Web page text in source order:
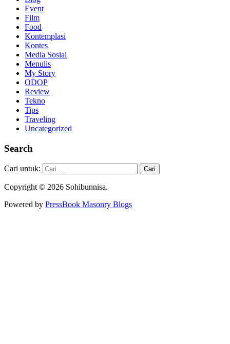
Event
Film
Food
Kontemplasi
Kontes
Media Sosial
Menulis
My Story
ODOP
Review
Tekno
Tips
Traveling
Uncategorized
Search
Cari untuk:
Copyright © 2026 Sohibunnisa.
Powered by PressBook Masonry Blogs